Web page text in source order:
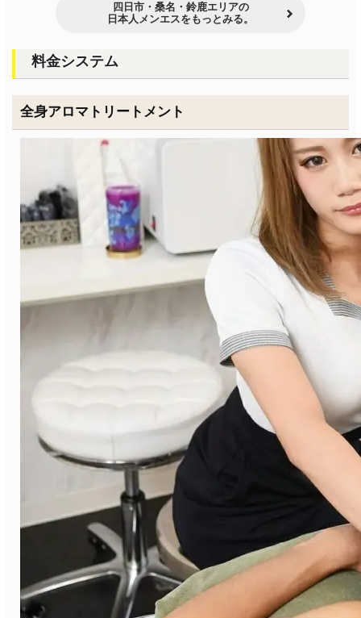
四日市・桑名・鈴鹿エリアの
日本人メンエスをもっとみる。
料金システム
全身アロマトリートメント